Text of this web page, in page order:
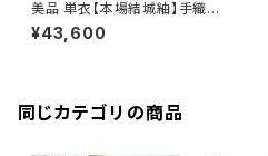
美品 単衣【本場結城紬】手織 1
00亀甲 正絹 小紋 証紙付s6
49
¥43,600
同じカテゴリの商品